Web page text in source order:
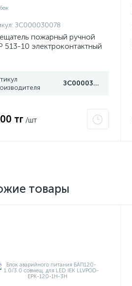
ЗС000030078
пожарный ручной
10 электроконтактный
ЗС000030078
тг /шт
товары